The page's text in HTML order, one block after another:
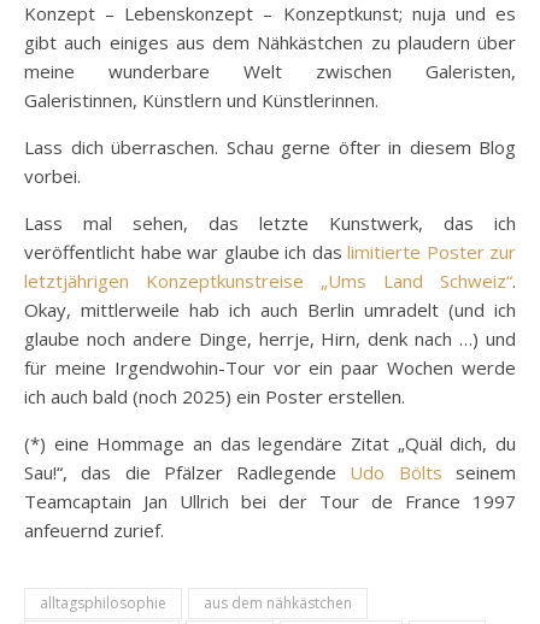
Konzept – Lebenskonzept – Konzeptkunst; nuja und es
gibt auch einiges aus dem Nähkästchen zu plaudern über
meine wunderbare Welt zwischen Galeristen,
Galeristinnen, Künstlern und Künstlerinnen.
Lass dich überraschen. Schau gerne öfter in diesem Blog
vorbei.
Lass mal sehen, das letzte Kunstwerk, das ich
veröffentlicht habe war glaube ich das limitierte Poster zur
letztjährigen Konzeptkunstreise „Ums Land Schweiz“.
Okay, mittlerweile hab ich auch Berlin umradelt (und ich
glaube noch andere Dinge, herrje, Hirn, denk nach …) und
für meine Irgendwohin-Tour vor ein paar Wochen werde
ich auch bald (noch 2025) ein Poster erstellen.
(*) eine Hommage an das legendäre Zitat „Quäl dich, du
Sau!“, das die Pfälzer Radlegende Udo Bölts seinem
Teamcaptain Jan Ullrich bei der Tour de France 1997
anfeuernd zurief.
alltagsphilosophie
aus dem nähkästchen